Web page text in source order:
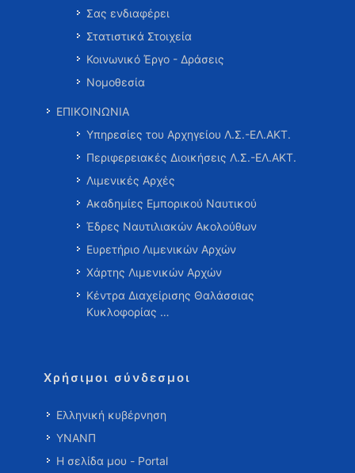
Σας ενδιαφέρει
Στατιστικά Στοιχεία
Κοινωνικό Έργο - Δράσεις
Νομοθεσία
ΕΠΙΚΟΙΝΩΝΙΑ
Υπηρεσίες του Αρχηγείου Λ.Σ.-ΕΛ.ΑΚΤ.
Περιφερειακές Διοικήσεις Λ.Σ.-ΕΛ.ΑΚΤ.
Λιμενικές Αρχές
Ακαδημίες Εμπορικού Ναυτικού
Έδρες Ναυτιλιακών Ακολούθων
Ευρετήριο Λιμενικών Αρχών
Χάρτης Λιμενικών Αρχών
Κέντρα Διαχείρισης Θαλάσσιας
Κυκλοφορίας …
Χρήσιμοι σύνδεσμοι
Ελληνική κυβέρνηση
ΥΝΑΝΠ
Η σελίδα μου - Portal